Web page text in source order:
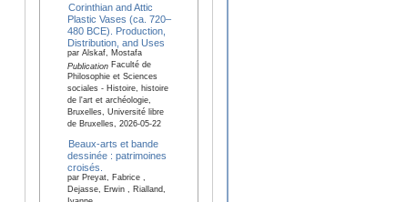
Corinthian and Attic
Plastic Vases (ca. 720–
480 BCE). Production,
Distribution, and Uses
par Alskaf, Mostafa
PublicationFaculté de
Philosophie et Sciences
sociales - Histoire, histoire
de l'art et archéologie,
Bruxelles, Université libre
de Bruxelles, 2026-05-22
Beaux-arts et bande
dessinée : patrimoines
croisés.
par Preyat, Fabrice ,
Dejasse, Erwin , Rialland,